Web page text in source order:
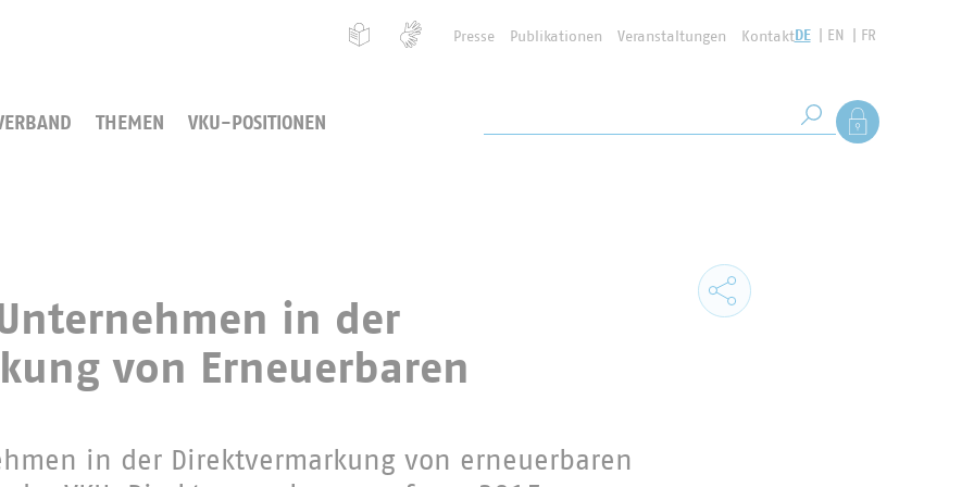
Presse Publikationen Veranstaltungen KontaktDE EN FR
THEMEN VKU-POSITIONEN Suche starten
Als Mitglied
in der
von Erneuerbaren
in der Direktvermarkung von erneuerbaren